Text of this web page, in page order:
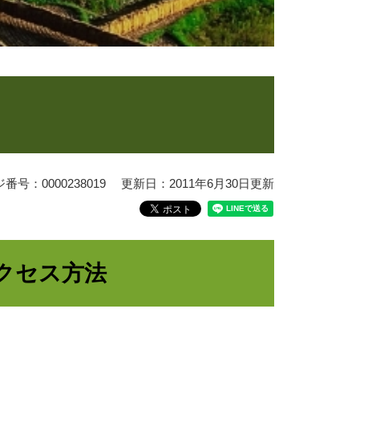
番号：0000238019 更新日：2011年6月30日更新
セス方法